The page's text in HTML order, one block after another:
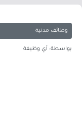
وظائف مدنية
بواسطة: أي وظيفة